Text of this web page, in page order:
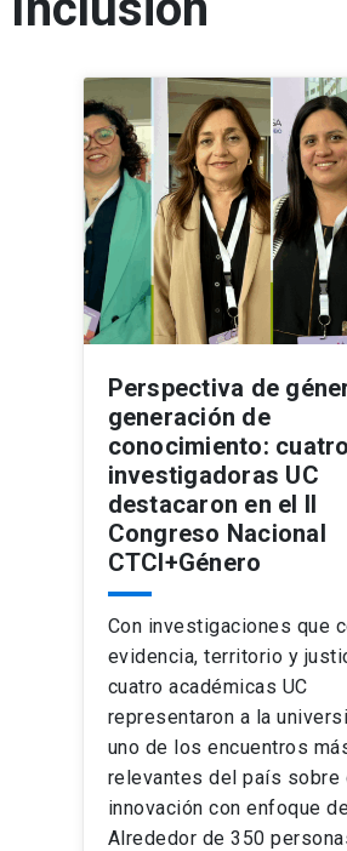
Perspectiva de
generación de
conocimiento: cuatro
investigadoras UC
destacaron en el II
Congreso Nacional
CTCI+Género
Con investigaciones que
evidencia, territorio y
cuatro académicas UC
representaron a la
uno de los encuentros
relevantes del país sobre
innovación con enfoque
Alrededor de 350